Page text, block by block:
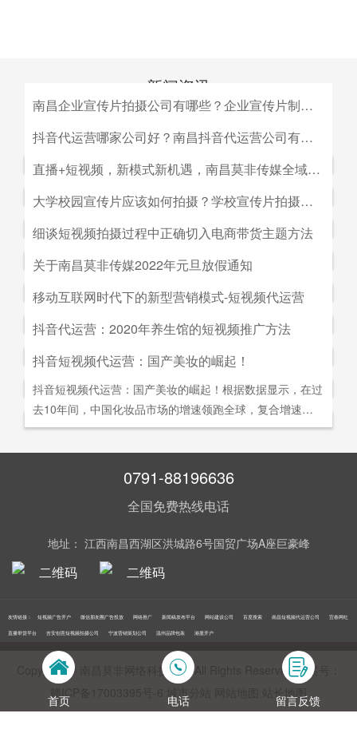
新闻资讯
南昌企业宣传片拍摄公司有哪些？企业宣传片制作公司哪家好
南昌企业宣传片拍摄公司有哪些？企业宣传片制作公司哪家
视宣传的规模，似乎企业宣传片是大企业才做得起的东西。
而事实上，正是因为公司规模小，才需要通过一个企业形象
片的包装，给经销商客户等以信心。
抖音代运营哪家公司好？南昌抖音代运营公司有哪些？
抖音代运营哪家公司好？南昌抖音代运营公司有哪些？抖音
何选择抖音代运营公司呢，首先我们要先了解抖音代运营的
主要工作有哪些，抖音代运营公司会帮助我们做什么，什么
是我们自己做不到的，随着抖音的流行，抖音代运营的发展
前景是非常好的。
直播+短视频，新模式新机遇，南昌莫非传媒全域营销平台全新低成本精准拓客！
直播+短视频，新模式新机遇，南昌莫非传媒全域营销平台
会对市场营销造成深远的影响，引领企业走向下一场变革。
2G时代，消费者实现了通讯的自由；3G时代，视频通话和
移动数据技术的兴起推动了智能手机的发展；到了4G技术
的普及，成为了视频流媒体、移动应用和程序化广告发展的
信息的接收已经从图文时代转向了视听时代，而营销方式也
从单一的PC搜索引擎向多媒体、多领域转移，短视频、直
大学校园宣传片应该如何拍摄？学校宣传片拍摄出来有哪些作用？
大学校园宣传片应该如何拍摄？学校宣传片拍摄出来有哪些
始陆续的展开，而为了配合更好的招生进行学校文化建设，
都会拍摄一些大学宣传片来吸引更多学生，进而达到校园招
生的目的。那么，大学宣传片如何拍摄呢？有哪些作用？下
面小编就来为大家简单介绍一下。
细谈短视频拍摄过程中正确切入电商带货主题方法
细谈短视频拍摄过程中正确切入电商带货主题方法。短视频
一是创建自己的个人IP品牌,比如李子柒；二是创建代表生
活方式的品牌, 比如“一条”。前者就是基于达人的影响力创
建品牌,以IP名为品牌名,以达人为 品牌背书,这种模式其实更
像粉丝经济。普通用户受短视频内容的吸引 成为达人的粉
丝,进而成为产生实际购买行为的用户。实践证明,只要 IP足
够打动人心,他们就能爆发出巨大的影响力。以李子柒为例,
李子柒凭借短视频积累了千万粉丝,后在淘宝平台开设店铺,
关于南昌莫非传媒2022年元旦放假通知
关于南昌莫非传媒2022年元旦放假通知.元旦：1月1日（星
月4日（星期二）上班。在此期间，如果您有需要我们提供
服务的地方可直接在网站留言板块进行留言，上班后，我们
会及时回复；如有紧急事项可拨打0791-88196636进行咨
询。
移动互联网时代下的新型营销模式-短视频代运营
移动互联网时代下的新型营销模式-短视频代运营。创意营
的含义发生了新的变化，是以创意表达的内容为连接的、以
社交分享和算法匹配为，主要传播信道的用户参与共创的新
型整合营销模式。
抖音代运营：2020年养生馆的短视频推广方法
抖音代运营：2020年养生馆的短视频推广方法.南昌莫非文
告及网络营销领域的公司，是国内领先的一站式全网营销推
广创新型服务平台。主营：蓝V认证，抖音，快手短视频代
理，搜索引擎营销，关键词优化，网站建设，SEO网站优
化，SEM竞价优化，小程序制作，网络推广，网络营销，
设计，LOGO设计，口碑优化，品牌形象设计，获客推广，
网站定制，APP开发，软件制作，网络公关，网站推广，海
告等等业务！在江西更多人选择南昌莫非传媒！
抖音短视频代运营：国产美妆的崛起！
抖音短视频代运营：国产美妆的崛起！根据数据显示，在过
去10年间，中国化妆品市场的增速领跑全球，复合增速达9.
5%。庞大的市场让国产美妆迅速崛起，其中，完美日记一
0791-88196636
全国免费热线电话
地址： 江西南昌西湖区洪城路6号国贸广场A座巨豪峰
友情链接： 短视频广告开户 微信朋友圈广告投放 网络推广 新闻稿发布平台 网站建设公司 百度搜索 南昌短视频代运营公司 宜春网红
直播带货平台 吉安创意短视频拍摄公司 宁波营销策划公司 温州品牌包装 港股开户
Copyright © 南昌莫非网络科技公司 All Rights Reserved 备案号：
赣ICP备17003395号‍-6
城市分站 站长地图
首页 电话 留言反馈